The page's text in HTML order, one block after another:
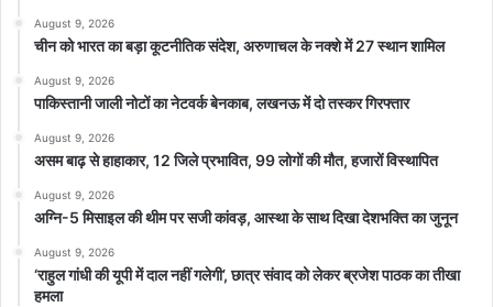
August 9, 2026
चीन को भारत का बड़ा कूटनीतिक संदेश, अरुणाचल के नक्शे में 27 स्थान शामिल
August 9, 2026
पाकिस्तानी जाली नोटों का नेटवर्क बेनकाब, लखनऊ में दो तस्कर गिरफ्तार
August 9, 2026
असम बाढ़ से हाहाकार, 12 जिले प्रभावित, 99 लोगों की मौत, हजारों विस्थापित
August 9, 2026
अग्नि-5 मिसाइल की थीम पर सजी कांवड़, आस्था के साथ दिखा देशभक्ति का जुनून
August 9, 2026
‘राहुल गांधी की यूपी में दाल नहीं गलेगी’, छात्र संवाद को लेकर ब्रजेश पाठक का तीखा
हमला